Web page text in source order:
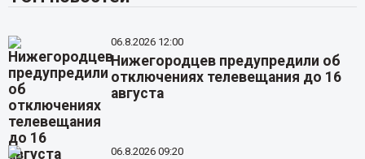
06.8.2026 12:00
Нижегородцев предупредили об
отключениях телевещания до 16
августа
06.8.2026 09:20